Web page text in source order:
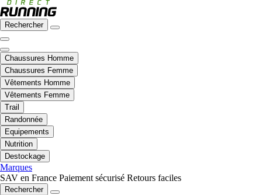
Rechercher
Chaussures Homme
Chaussures Femme
Vêtements Homme
Vêtements Femme
Trail
Randonnée
Equipements
Nutrition
Destockage
Marques
SAV en France Paiement sécurisé Retours faciles
Rechercher